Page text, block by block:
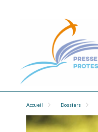
Accueil Dossiers